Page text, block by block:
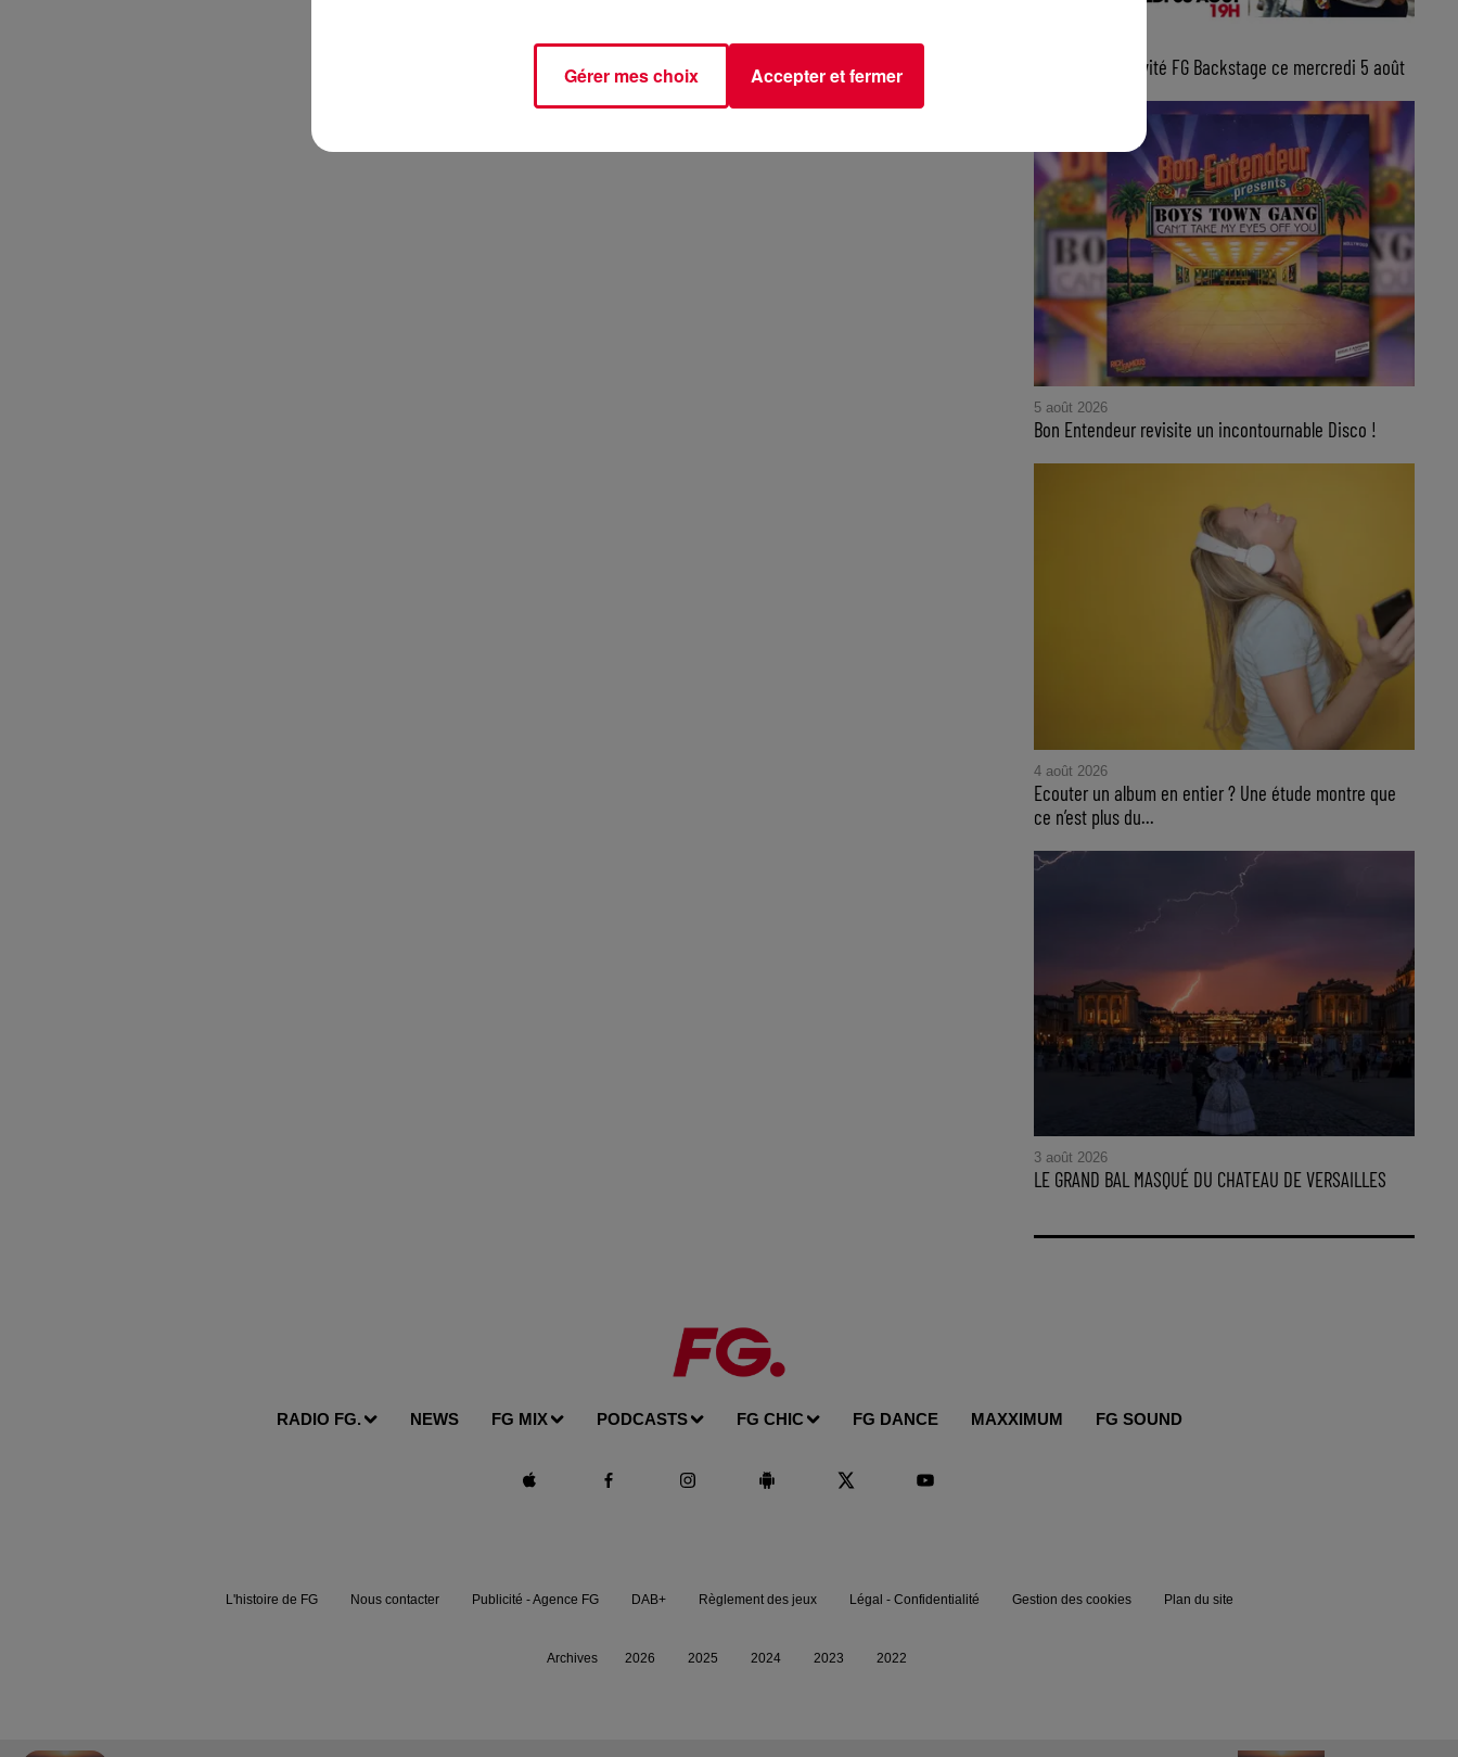
Lucas Sketti, invité FG Backstage ce mercredi 5 août
5 août 2026
Bon Entendeur revisite un incontournable Disco !
4 août 2026
Ecouter un album en entier ? Une étude montre que
ce n’est plus du...
3 août 2026
LE GRAND BAL MASQUÉ DU CHATEAU DE VERSAILLES
RADIO FG. NEWS FG MIX PODCASTS FG CHIC FG DANCE MAXXIMUM FG SOUND
L'histoire de FG Nous contacter Publicité - Agence FG DAB+ Règlement des jeux Légal - Confidentialité Gestion des cookies Plan du site
Archives 2026 2025 2024 2023 2022
Gérer mes choix Accepter et fermer